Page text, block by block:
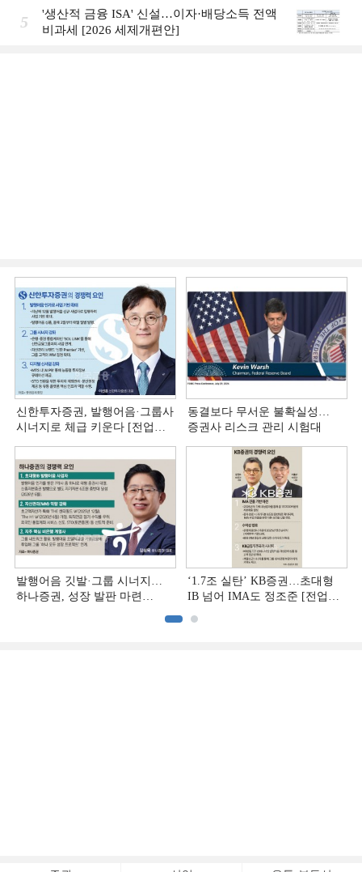
5
'생산적 금융 ISA' 신설…이자·배당소득 전액
비과세 [2026 세제개편안]
신한투자증권, 발행어음·그룹사
시너지로 체급 키운다 [전업계
동결보다 무서운 불확실성…
증권사 리스크 관리 시험대
발행어음 깃발·그룹 시너지…
하나증권, 성장 발판 마련
‘1.7조 실탄’ KB증권…초대형
IB 넘어 IMA도 정조준 [전업계